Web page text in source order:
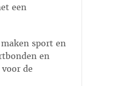
een
sport en
en
de